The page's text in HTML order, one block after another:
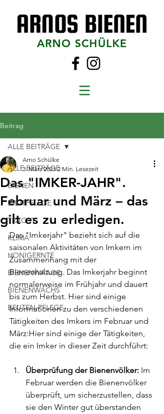
ARNO SCHÜLKE
Beitrag
ALLE BEITRÄGE
BIENEN
BRUTPFLEGE
TRACHT
KLIMA
HONIGERNTE
BIENENWAAGE
BIENENWACHS
BEUTEN-PFLEGE
ALLE BEITRÄGE
Das "IMKER-JAHR".
Februar und März – das
gilt es zu erledigen.
Arno Schülke
3. März 2023 2 Min. Lesezeit
Das "Imkerjahr" bezieht sich auf die
saisonalen Aktivitäten von Imkern im
Zusammenhang mit der
Bienenhaltung. Das Imkerjahr beginnt
normalerweise im Frühjahr und dauert
bis zum Herbst. Hier sind einige
Informationen zu den verschiedenen
Tätigkeiten des Imkers im Februar und
März:Hier sind einige der Tätigkeiten,
die ein Imker in dieser Zeit durchführt:
Überprüfung der Bienenvölker: Im
Februar werden die Bienenvölker
überprüft, um sicherzustellen, dass
sie den Winter gut überstanden